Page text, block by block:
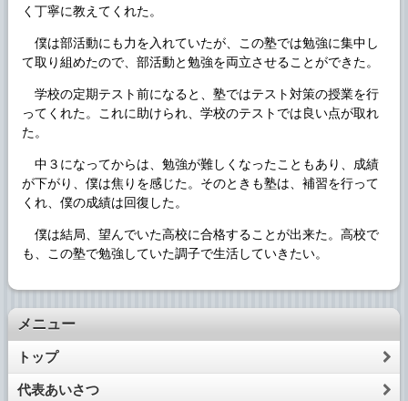
く丁寧に教えてくれた。
僕は部活動にも力を入れていたが、この塾では勉強に集中し
て取り組めたので、部活動と勉強を両立させることができた。
学校の定期テスト前になると、塾ではテスト対策の授業を行
ってくれた。これに助けられ、学校のテストでは良い点が取れ
た。
中３になってからは、勉強が難しくなったこともあり、成績
が下がり、僕は焦りを感じた。そのときも塾は、補習を行って
くれ、僕の成績は回復した。
僕は結局、望んでいた高校に合格することが出来た。高校で
も、この塾で勉強していた調子で生活していきたい。
メニュー
トップ
代表あいさつ